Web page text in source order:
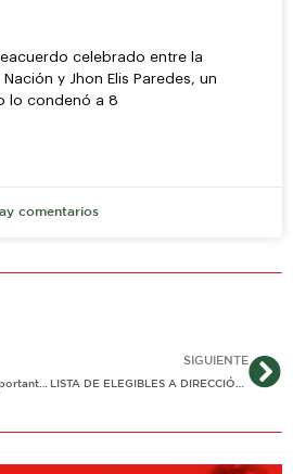
celebrado entre la
y Jhon Elis Paredes, un
lo condenó a 8
comentarios
Con mejoravimiento de importante carretera se mejora la movilidad a campesinos en Aguazul
SIGUIENTE
LISTA DE ELEGIBLES A DIRECCIÓN DE CORPORINOQUIA SE REDUJO A 35 LUEGO DE PRIMER FILTRO. DORIS BERNAL NO ESTARÍA INHABILITADA